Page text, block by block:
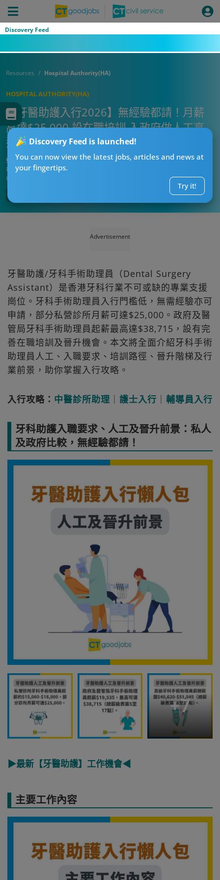
Discovery Feed
Discovery Feed is launched!
You can now view the latest jobs, articles and news at
your fingertips.
Try it!
Resources Hospital Authority(HA)
HOSPITAL AUTHORITY(HA)
【牙醫助護入行2026】無經驗都請！月薪
高達$25,000 設在職培訓 入政府做人工高
達$38,715
CT求職戰略師
Published:2026-07-12 18:15
Updated:
Advertisement
牙醫助護/牙科手術助理員（Dental Surgery
Assistant）是香港牙科行業不可或缺的專業支援
崗位。牙科手術助理員入行門檻低，無需經驗亦可
申請，部分私營診所月薪可達$25,000。政府及醫
管局牙科手術助理員起薪最高達$38,715，設有完
善在職培訓及晉升機會。本文將全面介紹牙科手術
助理員人工、入職要求、培訓路徑、晉升階梯及行
業前景，助你掌握入行攻略。
入行攻略： 中醫診所助理 護士入行 輔導員入行
牙科助護入職要求、人工及晉升前景：私人
及政府比較，無經驗都請！
+7
▶最新【牙醫助護】工作機會◀
主要工作內容